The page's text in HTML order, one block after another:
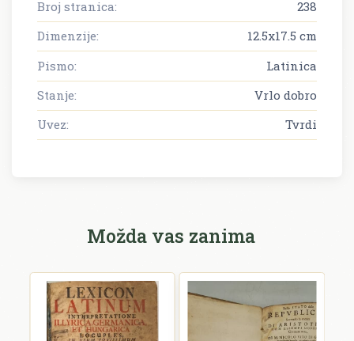
Broj stranica:
238
Dimenzije:
12.5x17.5 cm
Pismo:
Latinica
Stanje:
Vrlo dobro
Uvez:
Tvrdi
Možda vas zanima